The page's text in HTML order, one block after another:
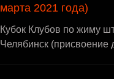
марта 2021 года)
Кубок Клубов по жиму
Челябинск